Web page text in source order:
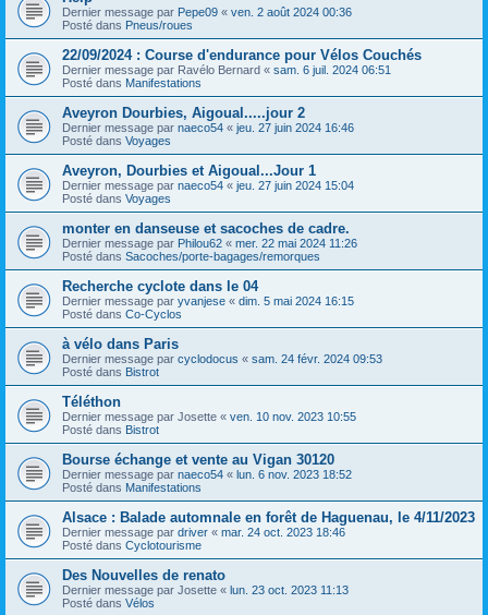
Dernier message par Pepe09 « ven. 2 août 2024 00:36
Posté dans Pneus/roues
22/09/2024 : Course d'endurance pour Vélos Couchés
Dernier message par Ravélo Bernard « sam. 6 juil. 2024 06:51
Posté dans Manifestations
Aveyron Dourbies, Aigoual.....jour 2
Dernier message par naeco54 « jeu. 27 juin 2024 16:46
Posté dans Voyages
Aveyron, Dourbies et Aigoual...Jour 1
Dernier message par naeco54 « jeu. 27 juin 2024 15:04
Posté dans Voyages
monter en danseuse et sacoches de cadre.
Dernier message par Philou62 « mer. 22 mai 2024 11:26
Posté dans Sacoches/porte-bagages/remorques
Recherche cyclote dans le 04
Dernier message par yvanjese « dim. 5 mai 2024 16:15
Posté dans Co-Cyclos
à vélo dans Paris
Dernier message par cyclodocus « sam. 24 févr. 2024 09:53
Posté dans Bistrot
Téléthon
Dernier message par Josette « ven. 10 nov. 2023 10:55
Posté dans Bistrot
Bourse échange et vente au Vigan 30120
Dernier message par naeco54 « lun. 6 nov. 2023 18:52
Posté dans Manifestations
Alsace : Balade automnale en forêt de Haguenau, le 4/11/2023
Dernier message par driver « mar. 24 oct. 2023 18:46
Posté dans Cyclotourisme
Des Nouvelles de renato
Dernier message par Josette « lun. 23 oct. 2023 11:13
Posté dans Vélos